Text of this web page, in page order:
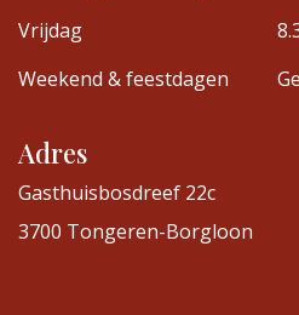
Vrijdag
Weekend & feestdagen
Adres
Gasthuisbosdreef 22c
3700 Tongeren-Borgloon